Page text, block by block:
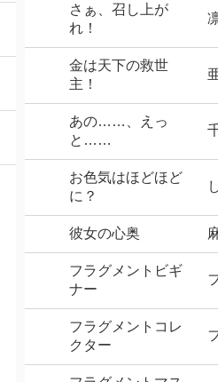
さぁ、召し上が
れ！
金は天下の救世
主！
あの……、えっ
と……
お色気はほどほど
に？
彼女の心奥
フラグメントビギ
ナー
フラグメントコレ
クター